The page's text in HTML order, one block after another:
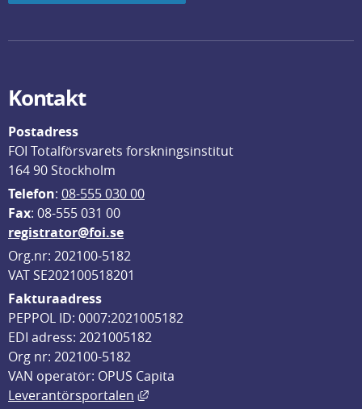
Kontakt
Postadress
FOI Totalförsvarets forskningsinstitut
164 90 Stockholm
Telefon: 08-555 030 00
Fax: 08-555 031 00
registrator@foi.se
Org.nr: 202100-5182
VAT SE202100518201
Fakturaadress
PEPPOL ID: 0007:2021005182
EDI adress: 2021005182
Org nr: 202100-5182
VAN operatör: OPUS Capita
Leverantörsportalen
Länk till annan webbplats, öppnas